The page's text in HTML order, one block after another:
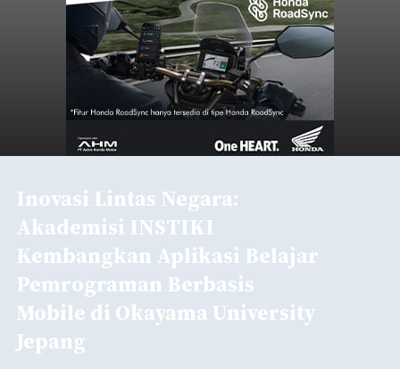
Inovasi Lintas Negara:
Akademisi INSTIKI
Kembangkan Aplikasi Belajar
Pemrograman Berbasis
Mobile di Okayama University
Jepang